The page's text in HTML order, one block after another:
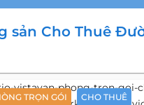
sản Cho Thuê
TRỌN GÓI CHO THUÊ